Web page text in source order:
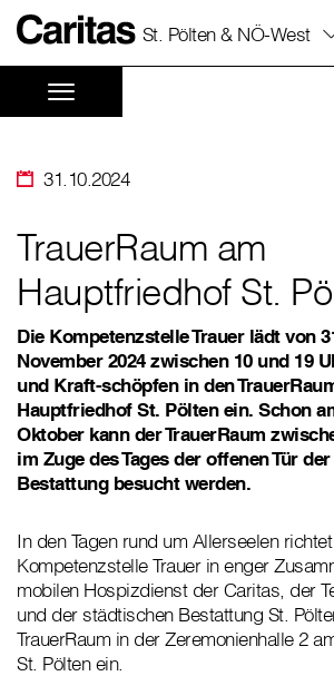
St. Pölten & NÖ-West
31.10.2024
TrauerRaum am
Hauptfriedhof St.
Die Kompetenzstelle Trauer lädt von
November 2024 zwischen 10 und 19
und Kraft-schöpfen in den
Hauptfriedhof St. Pölten ein. Schon
Oktober kann der TrauerRaum
im Zuge des Tages der offenen Tür
Bestattung besucht werden.
In den Tagen rund um Allerseelen
Kompetenzstelle Trauer in enger
mobilen Hospizdienst der Caritas, der
und der städtischen Bestattung St.
TrauerRaum in der Zeremonienhalle 2
St. Pölten ein.